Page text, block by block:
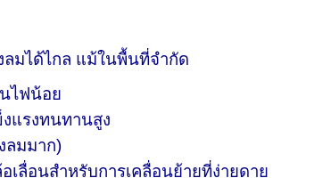
ลมได้ไกล แม้ในพื้นที่จำกัด
ไฟน้อย
แรงทนทานสูง
ลมมาก)
ลื่อนสำหรับการเคลื่อนย้ายที่ง่ายดาย